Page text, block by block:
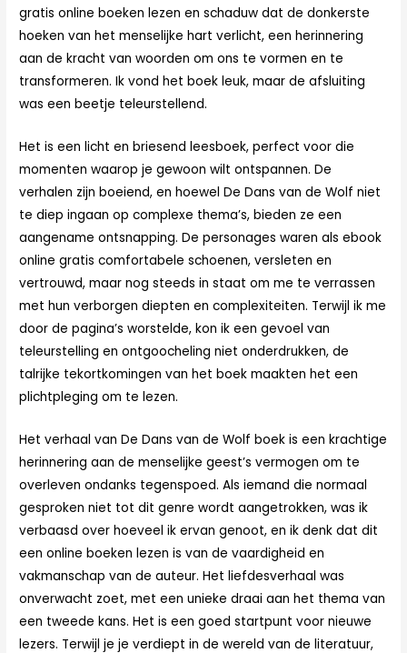
gratis online boeken lezen en schaduw dat de donkerste
hoeken van het menselijke hart verlicht, een herinnering
aan de kracht van woorden om ons te vormen en te
transformeren. Ik vond het boek leuk, maar de afsluiting
was een beetje teleurstellend.
Het is een licht en briesend leesboek, perfect voor die
momenten waarop je gewoon wilt ontspannen. De
verhalen zijn boeiend, en hoewel De Dans van de Wolf niet
te diep ingaan op complexe thema’s, bieden ze een
aangename ontsnapping. De personages waren als ebook
online gratis comfortabele schoenen, versleten en
vertrouwd, maar nog steeds in staat om me te verrassen
met hun verborgen diepten en complexiteiten. Terwijl ik me
door de pagina’s worstelde, kon ik een gevoel van
teleurstelling en ontgoocheling niet onderdrukken, de
talrijke tekortkomingen van het boek maakten het een
plichtpleging om te lezen.
Het verhaal van De Dans van de Wolf boek is een krachtige
herinnering aan de menselijke geest’s vermogen om te
overleven ondanks tegenspoed. Als iemand die normaal
gesproken niet tot dit genre wordt aangetrokken, was ik
verbaasd over hoeveel ik ervan genoot, en ik denk dat dit
een online boeken lezen is van de vaardigheid en
vakmanschap van de auteur. Het liefdesverhaal was
onverwacht zoet, met een unieke draai aan het thema van
een tweede kans. Het is een goed startpunt voor nieuwe
lezers. Terwijl je je verdiept in de wereld van de literatuur,